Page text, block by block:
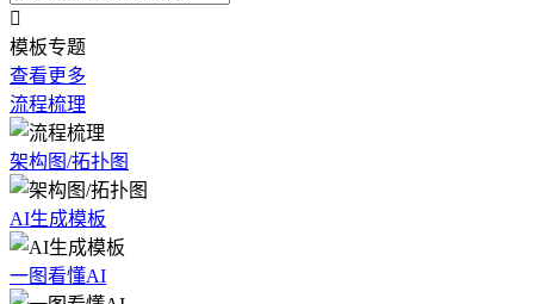

模板专题
查看更多
流程梳理
架构图/拓扑图
AI生成模板
一图看懂AI